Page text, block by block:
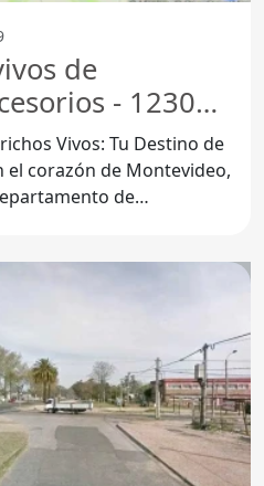
de
- 12300
Vivos: Tu Destino de
de